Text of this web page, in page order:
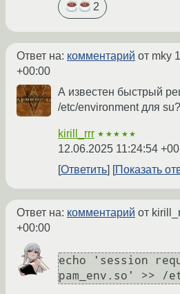
2
Ответ на: комментарий от mky
+00:00
А известен быстрый
/etc/environment для su?
kirill_rrr ★★★★★
12.06.2025 11:24:54
Ответить Показать
Ответ на: комментарий от
+00:00
echo 'session